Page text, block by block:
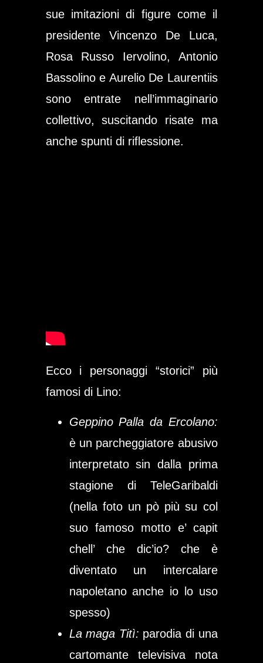
sue imitazioni di figure come il
presidente Vincenzo De Luca,
Rosa Russo Iervolino, Antonio
Bassolino e Aurelio De Laurentiis
sono entrate nell’immaginario
collettivo, suscitando risate ma
anche spunti di riflessione.
Ecco i personaggi “storici” più
famosi di Lino:
Geppino Palla da Ercolano:
è un parcheggiatore abusivo
interpretato sin dalla prima
stagione di TeleGaribaldi
(nella foto un pò più su col
suo famoso motto e’ capit
chell’ che dic’io? che è
diventato un intercalare
napoletano anche io lo uso
spesso)
La maga Titì: parodia di una
cartomante televisiva nota